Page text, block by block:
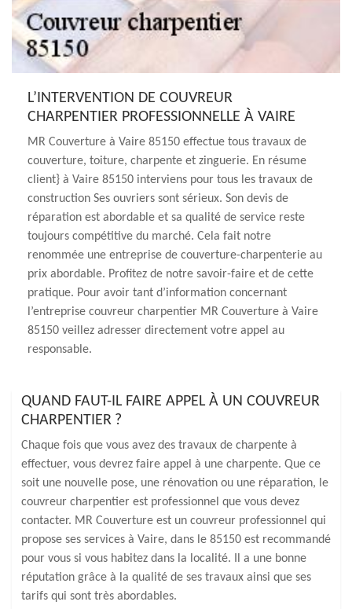
L’INTERVENTION DE COUVREUR
CHARPENTIER PROFESSIONNELLE À VAIRE
MR Couverture à Vaire 85150 effectue tous travaux de
couverture, toiture, charpente et zinguerie. En résume
client} à Vaire 85150 interviens pour tous les travaux de
construction Ses ouvriers sont sérieux. Son devis de
réparation est abordable et sa qualité de service reste
toujours compétitive du marché. Cela fait notre
renommée une entreprise de couverture-charpenterie au
prix abordable. Profitez de notre savoir-faire et de cette
pratique. Pour avoir tant d’information concernant
l’entreprise couvreur charpentier MR Couverture à Vaire
85150 veillez adresser directement votre appel au
responsable.
QUAND FAUT-IL FAIRE APPEL À UN COUVREUR
CHARPENTIER ?
Chaque fois que vous avez des travaux de charpente à
effectuer, vous devrez faire appel à une charpente. Que ce
soit une nouvelle pose, une rénovation ou une réparation, le
couvreur charpentier est professionnel que vous devez
contacter. MR Couverture est un couvreur professionnel qui
propose ses services à Vaire, dans le 85150 est recommandé
pour vous si vous habitez dans la localité. Il a une bonne
réputation grâce à la qualité de ses travaux ainsi que ses
tarifs qui sont très abordables.